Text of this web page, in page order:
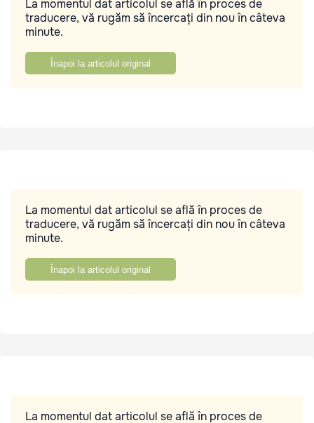
La momentul dat articolul se află în proces de
traducere, vă rugăm să încercați din nou în câteva
minute.
Înapoi la articolul original
La momentul dat articolul se află în proces de
traducere, vă rugăm să încercați din nou în câteva
minute.
Înapoi la articolul original
La momentul dat articolul se află în proces de